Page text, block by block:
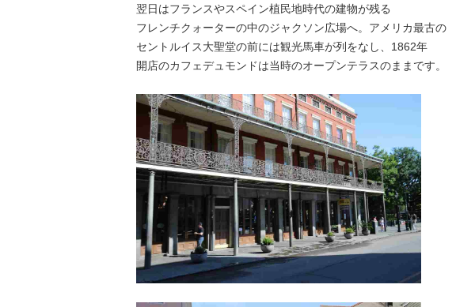
翌日はフランスやスペイン植民地時代の建物が残る
フレンチクォーターの中のジャクソン広場へ。アメリカ最古の
セントルイス大聖堂の前には観光馬車が列をなし、1862年
開店のカフェデュモンドは当時のオープンテラスのままです。